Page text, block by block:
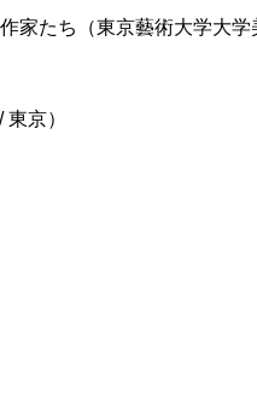
家たち（東京藝術大学大学
京）